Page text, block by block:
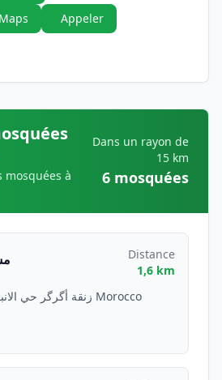
Appeler
mosquées à
Dans un rayon de
15 km
6 mosquées
Distance
1,6 km
زنقة أگرگر حي الانبعات 11080 سلا Morocco